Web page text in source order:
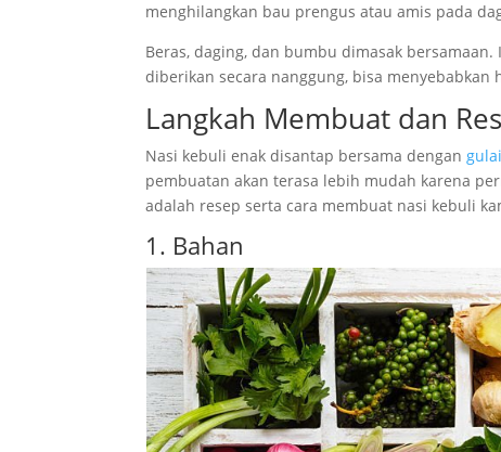
menghilangkan bau prengus atau amis pada
Beras, daging, dan bumbu dimasak
diberikan secara nanggung, bisa menyebabkan
Langkah Membuat dan
Nasi kebuli enak disantap bersama dengan
pembuatan akan terasa lebih mudah karena
adalah resep serta cara membuat nasi kebuli
1. Bahan